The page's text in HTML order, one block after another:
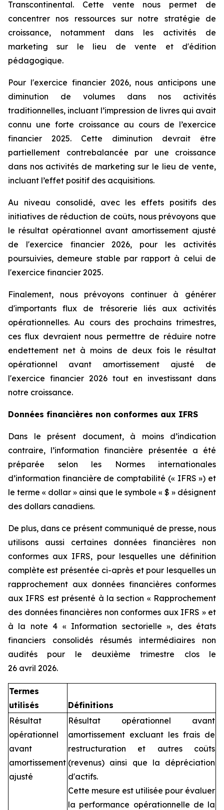
Transcontinental. Cette vente nous permet de
concentrer nos ressources sur notre stratégie de
croissance, notamment dans les activités de
marketing sur le lieu de vente et d'édition
pédagogique.
Pour l'exercice financier 2026, nous anticipons une
diminution de volumes dans nos activités
traditionnelles, incluant l’impression de livres qui avait
connu une forte croissance au cours de l’exercice
financier 2025. Cette diminution devrait être
partiellement contrebalancée par une croissance
dans nos activités de marketing sur le lieu de vente,
incluant l’effet positif des acquisitions.
Au niveau consolidé, avec les effets positifs des
initiatives de réduction de coûts, nous prévoyons que
le résultat opérationnel avant amortissement ajusté
de l'exercice financier 2026, pour les activités
poursuivies, demeure stable par rapport à celui de
l'exercice financier 2025.
Finalement, nous prévoyons continuer à générer
d'importants flux de trésorerie liés aux activités
opérationnelles. Au cours des prochains trimestres,
ces flux devraient nous permettre de réduire notre
endettement net à moins de deux fois le résultat
opérationnel avant amortissement ajusté de
l'exercice financier 2026 tout en investissant dans
notre croissance.
Données financières non conformes aux IFRS
Dans le présent document, à moins d’indication
contraire, l’information financière présentée a été
préparée selon les Normes internationales
d’information financière de comptabilité (« IFRS ») et
le terme « dollar » ainsi que le symbole « $ » désignent
des dollars canadiens.
De plus, dans ce présent communiqué de presse, nous
utilisons aussi certaines données financières non
conformes aux IFRS, pour lesquelles une définition
complète est présentée ci-après et pour lesquelles un
rapprochement aux données financières conformes
aux IFRS est présenté à la section « Rapprochement
des données financières non conformes aux IFRS » et
à la note 4 « Information sectorielle », des états
financiers consolidés résumés intermédiaires non
audités pour le deuxième trimestre clos le
26 avril 2026.
Termes
utilisés
Définitions
Résultat
opérationnel
avant
amortissement
ajusté
Résultat opérationnel avant
amortissement excluant les frais de
restructuration et autres coûts
(revenus) ainsi que la dépréciation
d'actifs.
Cette mesure est utilisée pour évaluer
la performance opérationnelle de la